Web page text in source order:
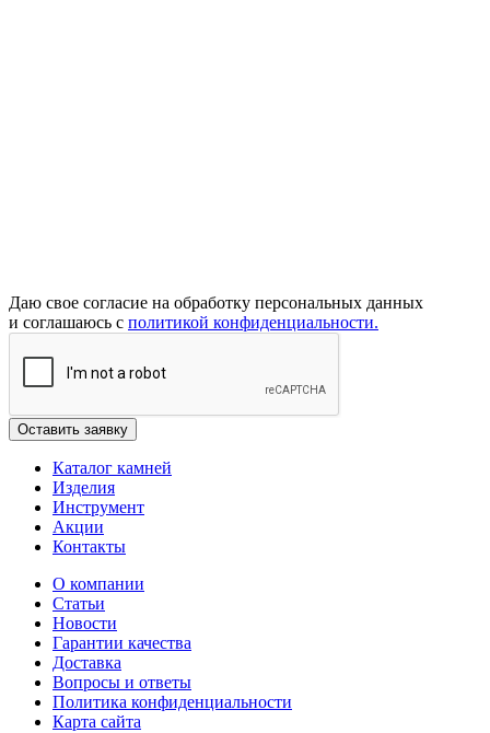
Даю свое согласие на обработку персональных данных
и соглашаюсь с политикой конфиденциальности.
Каталог камней
Изделия
Инструмент
Акции
Контакты
О компании
Статьи
Новости
Гарантии качества
Доставка
Вопросы и ответы
Политика конфиденциальности
Карта сайта